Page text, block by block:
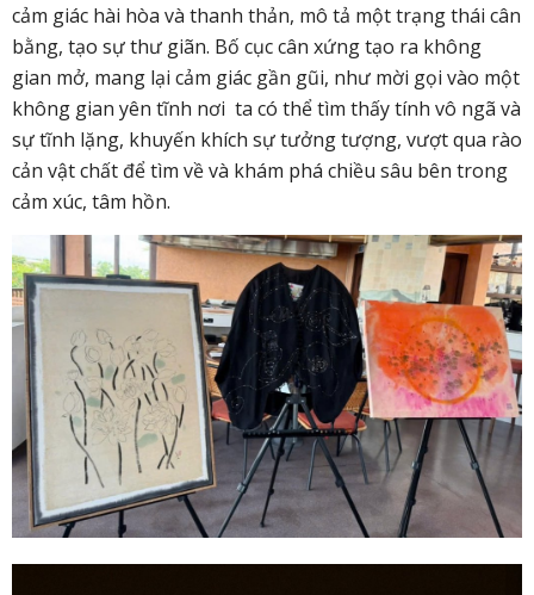
cảm giác hài hòa và thanh thản, mô tả một trạng thái cân
bằng, tạo sự thư giãn. Bố cục cân xứng tạo ra không
gian mở, mang lại cảm giác gần gũi, như mời gọi vào một
không gian yên tĩnh nơi ta có thể tìm thấy tính vô ngã và
sự tĩnh lặng, khuyến khích sự tưởng tượng, vượt qua rào
cản vật chất để tìm về và khám phá chiều sâu bên trong
cảm xúc, tâm hồn.